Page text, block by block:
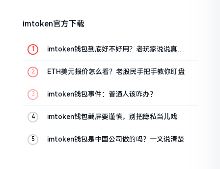
imtoken官方下载
imtoken钱包到底好不好用？老玩家说说真实
ETH美元报价怎么看？老股民手把手教你盯盘
imtoken钱包事件：普通人该咋办？
imtoken钱包截屏要谨慎，别把隐私当儿戏
imtoken钱包是中国公司做的吗？一文说清楚